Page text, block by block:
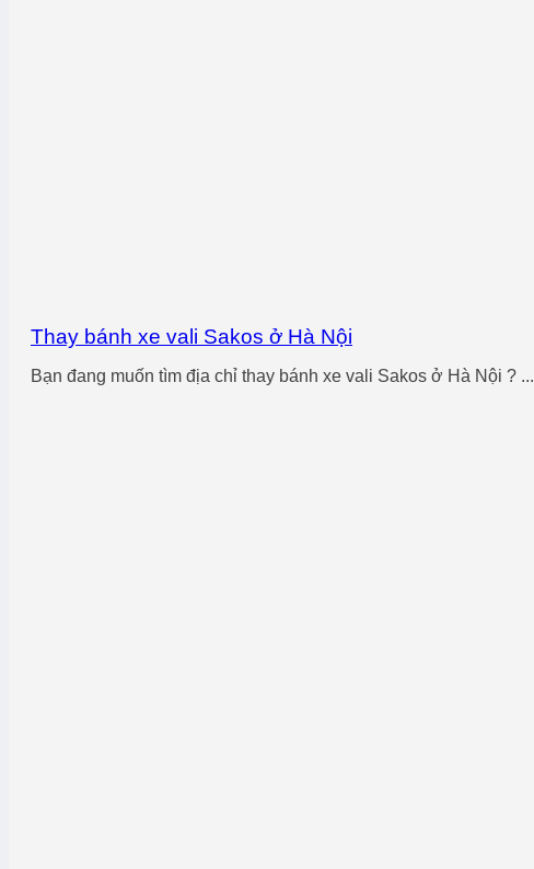
Thay bánh xe vali Sakos ở Hà Nội
Bạn đang muốn tìm địa chỉ thay bánh xe vali Sakos ở Hà Nội ? ...